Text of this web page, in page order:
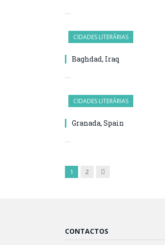
…
CIDADES LITERÁRIAS
Baghdad, Iraq
…
CIDADES LITERÁRIAS
Granada, Spain
…
1 2 Próximo
CONTACTOS